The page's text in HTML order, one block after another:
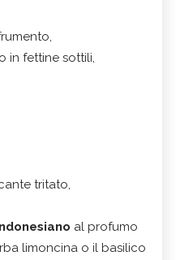
in fettine sottili,
tritato,
al profumo
limoncina o il basilico